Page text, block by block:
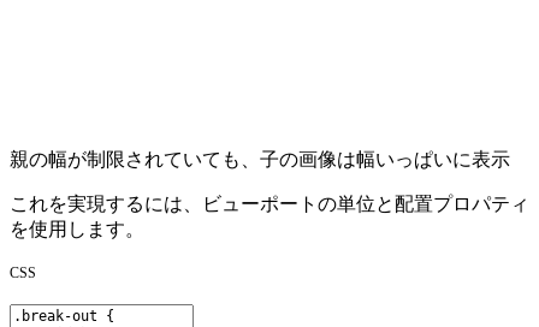
親の幅が制限されていても、子の画像は幅いっぱいに表示
これを実現するには、ビューポートの単位と配置プロパティ
を使用します。
CSS